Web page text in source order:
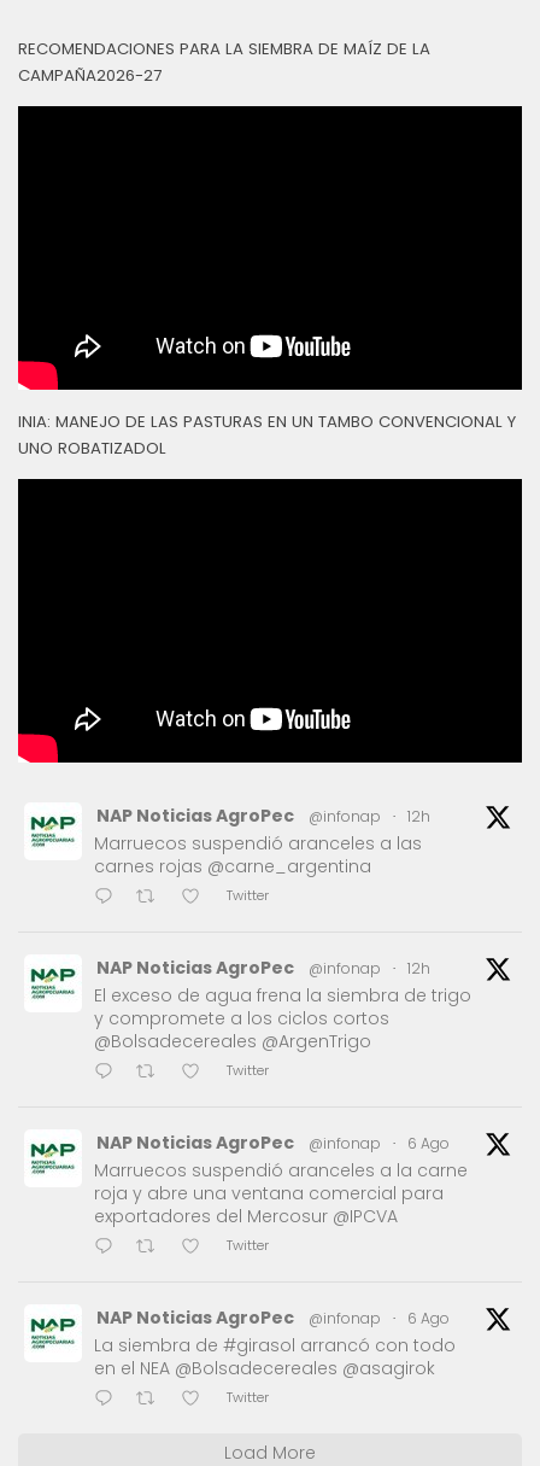
RECOMENDACIONES PARA LA SIEMBRA DE MAÍZ DE LA
CAMPAÑA2026-27
INIA: MANEJO DE LAS PASTURAS EN UN TAMBO CONVENCIONAL Y
UNO ROBATIZADOL
NAP Noticias AgroPec @infonap · 12h
Marruecos suspendió aranceles a las
carnes rojas @carne_argentina
Twitter
NAP Noticias AgroPec @infonap · 12h
El exceso de agua frena la siembra de trigo
y compromete a los ciclos cortos
@Bolsadecereales @ArgenTrigo
Twitter
NAP Noticias AgroPec @infonap · 6 Ago
Marruecos suspendió aranceles a la carne
roja y abre una ventana comercial para
exportadores del Mercosur @IPCVA
Twitter
NAP Noticias AgroPec @infonap · 6 Ago
La siembra de #girasol arrancó con todo
en el NEA @Bolsadecereales @asagirok
Twitter
Load More